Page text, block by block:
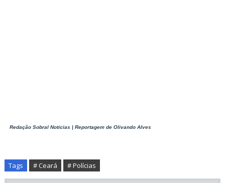
Redação Sobral Noticias | Reportagem de Olivando Alves
Tags # Ceará # Polícias